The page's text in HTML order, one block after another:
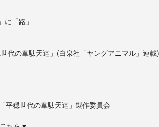
「路」
代の韋駄天達」(白泉社「ヤングアニマル」連載)
平穏世代の韋駄天達」製作委員会